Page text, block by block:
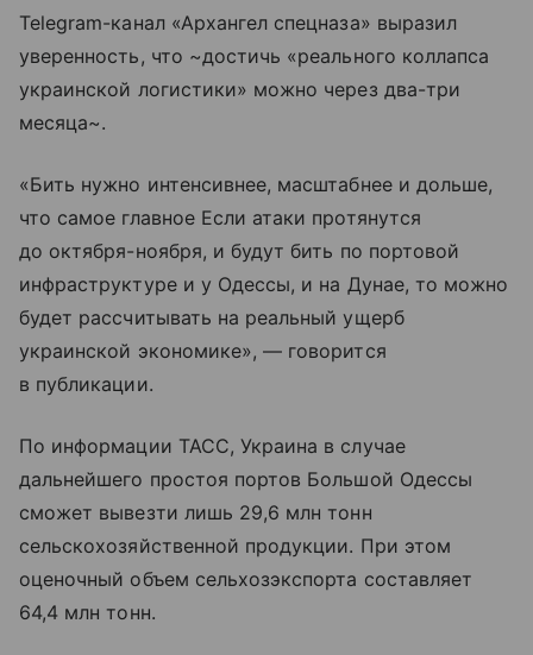
Telegram-канал «Архангел спецназа» выразил
уверенность, что ~достичь «реального коллапса
украинской логистики» можно через два-три
месяца~.
«Бить нужно интенсивнее, масштабнее и дольше,
что самое главное Если атаки протянутся
до октября-ноября, и будут бить по портовой
инфраструктуре и у Одессы, и на Дунае, то можно
будет рассчитывать на реальный ущерб
украинской экономике», — говорится
в публикации.
По информации ТАСС, Украина в случае
дальнейшего простоя портов Большой Одессы
сможет вывезти лишь 29,6 млн тонн
сельскохозяйственной продукции. При этом
оценочный объем сельхозэкспорта составляет
64,4 млн тонн.